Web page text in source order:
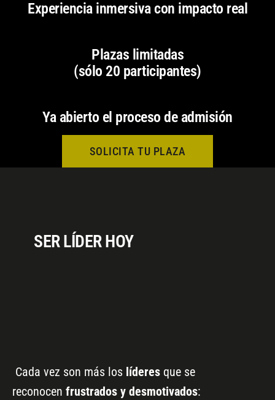
Experiencia inmersiva con impacto real
Plazas limitadas
(sólo 20 participantes)
Ya abierto el proceso de admisión
SOLICITA TU PLAZA
SER LÍDER HOY
Cada vez son más los líderes que se
reconocen frustrados y desmotivados: